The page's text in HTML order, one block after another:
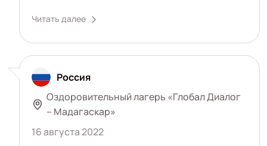
Читать далее
Россия
Оздоровительный лагерь «Глобал Диалог
– Мадагаскар»
16 августа 2022